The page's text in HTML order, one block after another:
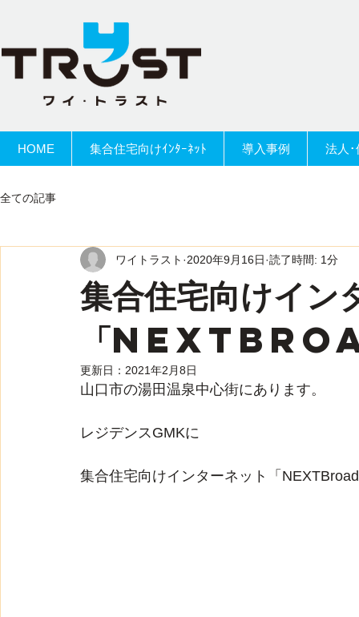
HOME 集合住宅向けｲﾝﾀｰﾈｯﾄ 導入事例 法人･
全ての記事
集合住宅向けイン
「
ワイトラスト 2020年9月16日 読了時間: 1分
更新日： 2021年2月8日
山口市の湯田温泉中心街にあります。
レジデンスGMKに
集合住宅向けインターネット「